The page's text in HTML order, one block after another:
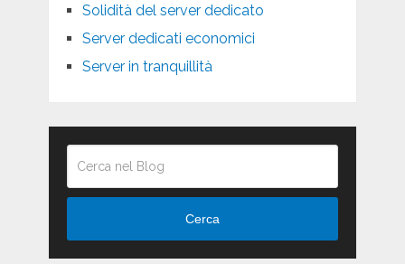
Solidità del server dedicato
Server dedicati economici
Server in tranquillità
Cerca